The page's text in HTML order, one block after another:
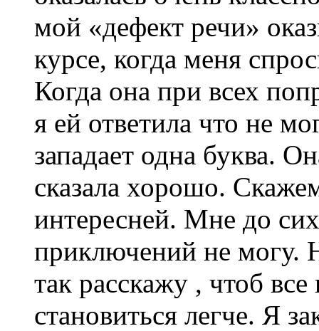
мой «дефект речи»
курсе, когда меня
Когда она при всех
я ей ответила что не
западает одна буква.
сказала хорошо.
интересней. Мне до
приключений не могу.
так расскажу , чтоб
становиться легче. Я